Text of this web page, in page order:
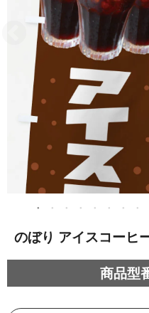
のぼり アイスコーヒ
商品型